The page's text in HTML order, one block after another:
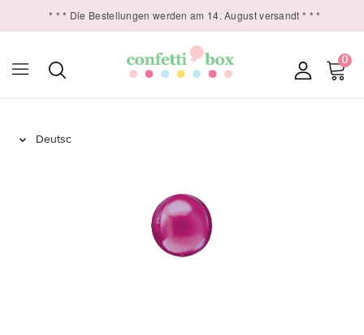
* * * Die Bestellungen werden am 14. August versandt * * *
0
